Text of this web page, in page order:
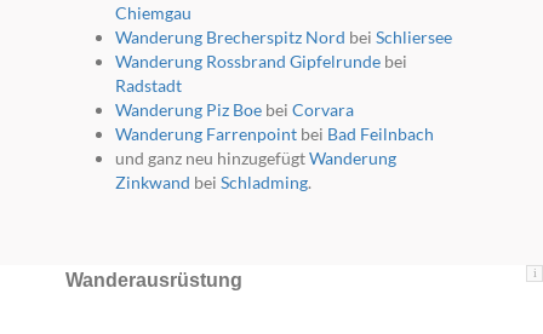
Chiemgau
Wanderung Brecherspitz Nord bei Schliersee
Wanderung Rossbrand Gipfelrundebei
Radstadt
Wanderung Piz Boebei Corvara
Wanderung Farrenpointbei Bad Feilnbach
und ganz neu hinzugefügtWanderung
Zinkwand bei Schladming.
i
Wanderausrüstung